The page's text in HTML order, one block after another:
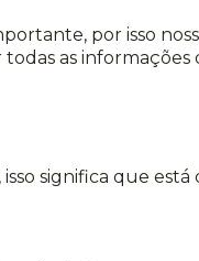
por isso
as
significa que